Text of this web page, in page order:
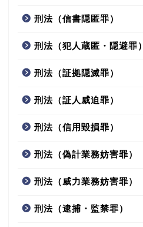
刑法（信書隠匿罪）
刑法（犯人蔵匿・隠避罪）
刑法（証拠隠滅罪）
刑法（証人威迫罪）
刑法（信用毀損罪）
刑法（偽計業務妨害罪）
刑法（威力業務妨害罪）
刑法（逮捕・監禁罪）